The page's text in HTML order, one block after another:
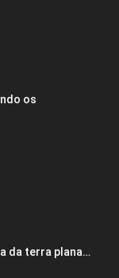
os
da terra plana…